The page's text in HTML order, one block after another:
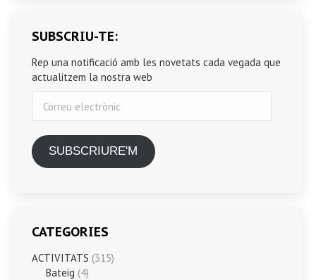
SUBSCRIU-TE:
Rep una notificació amb les novetats cada vegada que
actualitzem la nostra web
electrònic
SUBSCRIURE'M
CATEGORIES
ACTIVITATS (315)
Bateig (4)